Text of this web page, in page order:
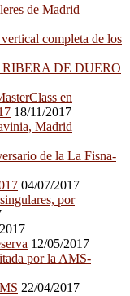
de Madrid
completa de los
DE DUERO
en
18/11/2017
Madrid
de la La Fisna-
04/07/2017
por
12/05/2017
por la AMS-
22/04/2017